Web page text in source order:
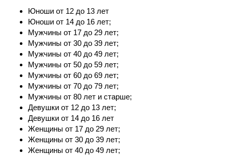
Юноши от 12 до 13 лет
Юноши от 14 до 16 лет;
Мужчины от 17 до 29 лет;
Мужчины от 30 до 39 лет;
Мужчины от 40 до 49 лет;
Мужчины от 50 до 59 лет;
Мужчины от 60 до 69 лет;
Мужчины от 70 до 79 лет;
Мужчины от 80 лет и старше;
Девушки от 12 до 13 лет;
Девушки от 14 до 16 лет
Женщины от 17 до 29 лет;
Женщины от 30 до 39 лет;
Женщины от 40 до 49 лет;